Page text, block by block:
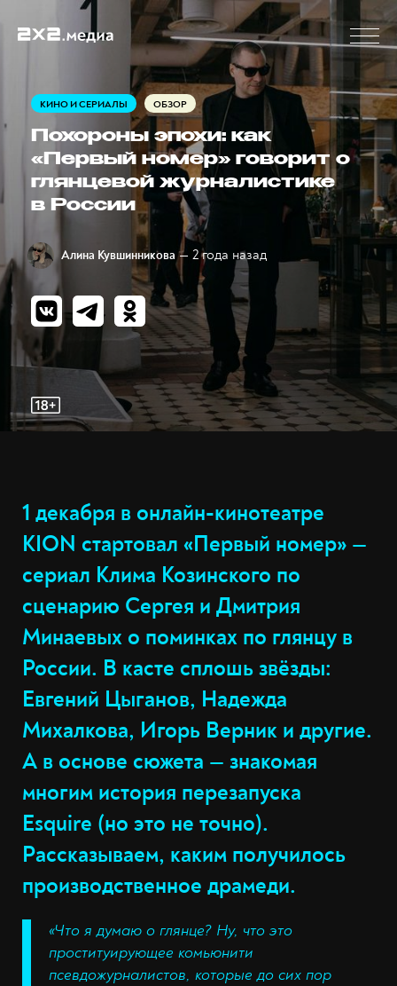
КИНО И СЕРИАЛЫ ОБЗОР
Похороны эпохи: как
«Первый номер» говорит о
глянцевой журналистике
в России
Алина Кувшинникова — 2 года назад
1 декабря в онлайн-кинотеатре
KION cтартовал «Первый номер» —
сериал Клима Козинского по
сценарию Сергея и Дмитрия
Минаевых о поминках по глянцу в
России. В касте сплошь звёзды:
Евгений Цыганов, Надежда
Михалкова, Игорь Верник и другие.
А в основе сюжета — знакомая
многим история перезапуска
Esquire (но это не точно).
Рассказываем, каким получилось
производственное драмеди.
«Что я думаю о глянце? Ну, что это
проституирующее комьюнити
псевдожурналистов, которые до сих пор